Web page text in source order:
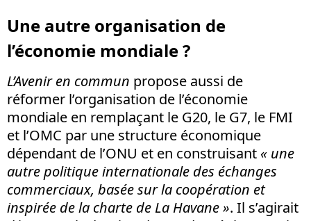
Une autre organisation de
l’économie mondiale ?
L’Avenir en commun propose aussi de
réformer l’organisation de l’économie
mondiale en remplaçant le G20, le G7, le FMI
et l’OMC par une structure économique
dépendant de l’ONU et en construisant « une
autre politique internationale des échanges
commerciaux, basée sur la coopération et
inspirée de la charte de La Havane ». Il s’agirait